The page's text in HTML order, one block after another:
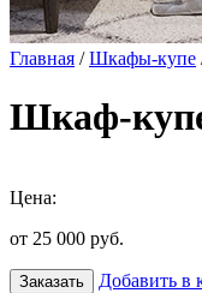
Главная /Шкафы-купе
Шкаф-
Цена:
от 25 000 руб.
Заказать Добавить в